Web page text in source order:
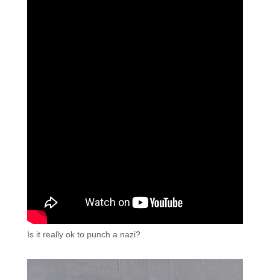
Is it really ok to punch a nazi?